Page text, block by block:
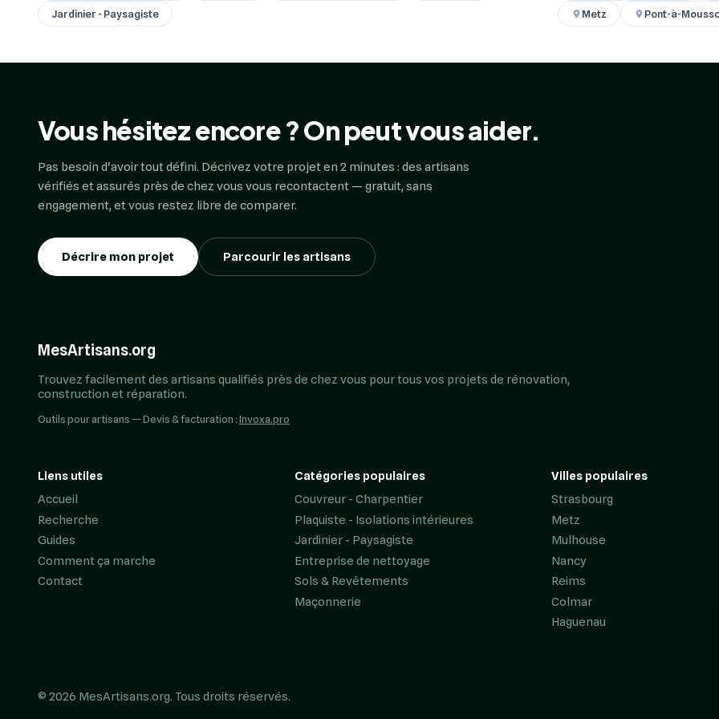
Jardinier - Paysagiste
Metz
Pont-à-
Vous hésitez encore ? On peut vous aider.
Pas besoin d'avoir tout défini. Décrivez votre projet en 2 minutes : des artisans
vérifiés et assurés près de chez vous vous recontactent — gratuit, sans
engagement, et vous restez libre de comparer.
Décrire mon projet Parcourir les artisans
MesArtisans.org
Trouvez facilement des artisans qualifiés près de chez vous pour tous vos projets de rénovation,
construction et réparation.
Outils pour artisans — Devis & facturation :Invoxa.pro
Liens utiles
Accueil
Recherche
Guides
Comment ça marche
Contact
Catégories populaires
Couvreur - Charpentier
Plaquiste - Isolations intérieures
Jardinier - Paysagiste
Entreprise de nettoyage
Sols & Revêtements
Maçonnerie
Villes populaires
Strasbourg
Metz
Mulhouse
Nancy
Reims
Colmar
Haguenau
© 2026 MesArtisans.org. Tous droits réservés.